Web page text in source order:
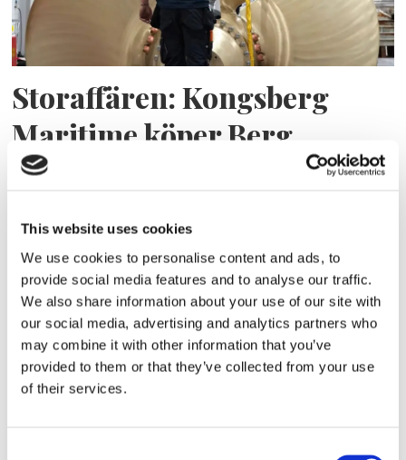
This website uses cookies
We use cookies to personalise content and ads, to
provide social media features and to analyse our traffic.
We also share information about your use of our site with
our social media, advertising and analytics partners who
may combine it with other information that you’ve
provided to them or that they’ve collected from your use
of their services.
Storaffären: Kongsberg
Maritime köper Berg
Propulsion